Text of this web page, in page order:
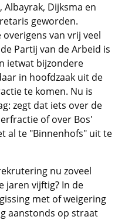
Albayrak, Dijksma en
geworden.
van vrij veel
Partij van de Arbeid is
ietwat bijzondere
in hoofdzaak uit de
te komen. Nu is
zegt dat iets over de
of over Bos'
al te "Binnenhofs" uit te
nu zoveel
jaren vijftig? In de
met of weigering
aanstonds op straat